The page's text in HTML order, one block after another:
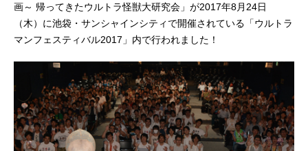
画～ 帰ってきたウルトラ怪獣大研究会」が2017年8月24日
（木）に池袋・サンシャインシティで開催されている「ウルトラ
マンフェスティバル2017」内で行われました！